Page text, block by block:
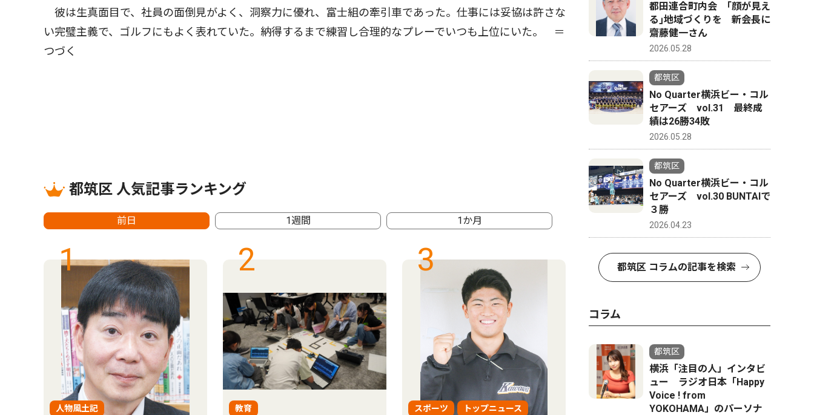
彼は生真面目で、社員の面倒見がよく、洞察力に優れ、富士組の牽引車であった。仕事には妥協は許さな
い完璧主義で、ゴルフにもよく表れていた。納得するまで練習し合理的なプレーでいつも上位にいた。 ＝
つづく
都筑区 人気記事ランキング
前日 1週間 1か月
1
人物風土記
2
教育
3
スポーツ トップニュース
4
トップニュース
都田連合町内会 ｢顔が見え
る｣地域づくりを 新会長に
齋藤健一さん
2026.05.28
都筑区
No Quarter横浜ビー・コル
セアーズ vol.31 最終成
績は26勝34敗
2026.05.28
都筑区
No Quarter横浜ビー・コル
セアーズ vol.30 BUNTAIで
３勝
2026.04.23
都筑区 コラムの記事を検索
コラム
都筑区
横浜「注目の人」インタビ
ュー ラジオ日本「Happy
Voice ! from
YOKOHAMA」のパーソナ